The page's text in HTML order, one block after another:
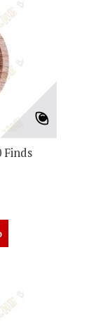
Finds